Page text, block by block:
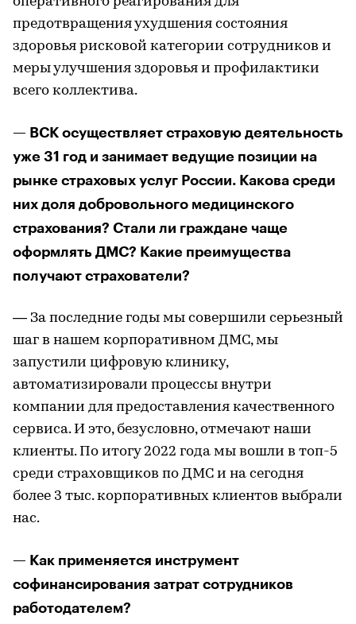
предотвращения ухудшения состояния
здоровья рисковой категории сотрудников и
меры улучшения здоровья и профилактики
всего коллектива.
— ВСК осуществляет страховую деятельность
уже 31 год и занимает ведущие позиции на
рынке страховых услуг России. Какова среди
них доля добровольного медицинского
страхования? Стали ли граждане чаще
оформлять ДМС? Какие преимущества
получают страхователи?
— За последние годы мы совершили серьезный
шаг в нашем корпоративном ДМС, мы
запустили цифровую клинику,
автоматизировали процессы внутри
компании для предоставления качественного
сервиса. И это, безусловно, отмечают наши
клиенты. По итогу 2022 года мы вошли в топ-5
среди страховщиков по ДМС и на сегодня
более 3 тыс. корпоративных клиентов выбрали
нас.
— Как применяется инструмент
софинансирования затрат сотрудников
работодателем?